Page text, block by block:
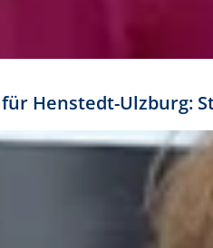
Henstedt-Ulzburg: